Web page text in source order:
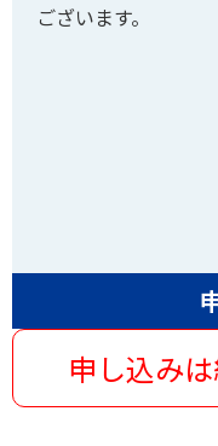
ございます。
申し込み